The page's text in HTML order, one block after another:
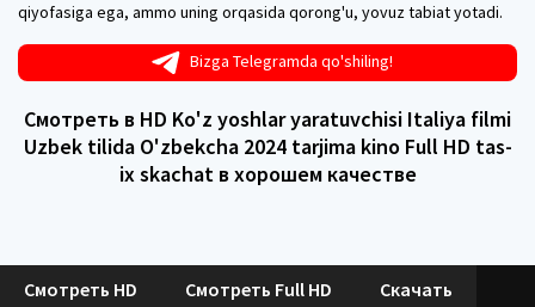
qiyofasiga ega, ammo uning orqasida qorong'u, yovuz tabiat yotadi.
Bizga Telegramda qo'shiling!
Смотреть в HD Ko'z yoshlar yaratuvchisi Italiya filmi
Uzbek tilida O'zbekcha 2024 tarjima kino Full HD tas-
ix skachat в хорошем качестве
Смотреть HD Смотреть Full HD Скачать